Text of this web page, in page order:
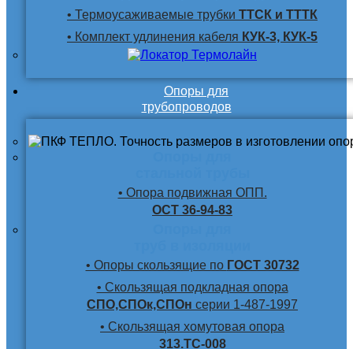
• Термоусаживаемые трубки ТТСК и ТТТК
• Комплект удлинения кабеля КУК-3, КУК-5
Опоры для
трубопроводов
• Опора подвижная ОПП.
ОСТ 36-94-83
• Опоры скользящие по ГОСТ 30732
• Скользящая подкладная опора
СПО,СПОк,СПОн серии 1-487-1997
• Скользящая хомутовая опора
313.ТС-008